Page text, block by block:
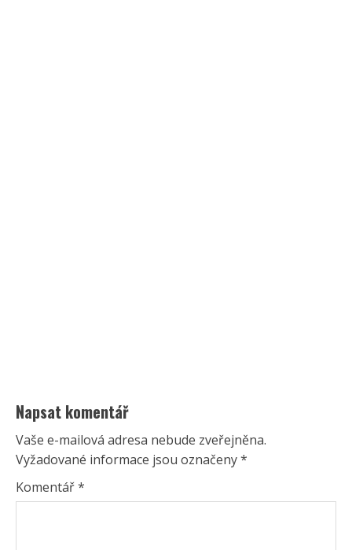
Napsat komentář
Vaše e-mailová adresa nebude zveřejněna.
Vyžadované informace jsou označeny*
Komentář*